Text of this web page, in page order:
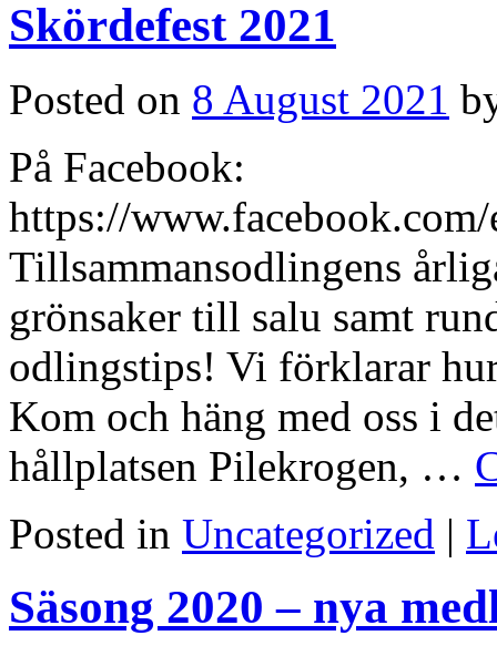
Skördefest 2021
Posted on 8 August 2021
På Facebook:
https://
Tillsammansodlingens
grönsaker till salu samt
odlingstips! Vi förklarar
Kom och häng med oss i
hållplatsen Pilekrogen, …
Posted in Uncategorized |
Säsong 2020 – nya